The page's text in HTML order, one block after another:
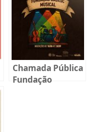
Chamada Pública
Fundação